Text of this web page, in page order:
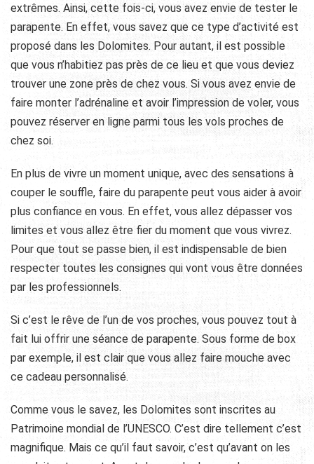
extrêmes. Ainsi, cette fois-ci, vous avez envie de tester le
parapente. En effet, vous savez que ce type d’activité est
proposé dans les Dolomites. Pour autant, il est possible
que vous n’habitiez pas près de ce lieu et que vous deviez
trouver une zone près de chez vous. Si vous avez envie de
faire monter l’adrénaline et avoir l’impression de voler, vous
pouvez réserver en ligne parmi tous les vols proches de
chez soi.
En plus de vivre un moment unique, avec des sensations à
couper le souffle, faire du parapente peut vous aider à avoir
plus confiance en vous. En effet, vous allez dépasser vos
limites et vous allez être fier du moment que vous vivrez.
Pour que tout se passe bien, il est indispensable de bien
respecter toutes les consignes qui vont vous être données
par les professionnels.
Si c’est le rêve de l’un de vos proches, vous pouvez tout à
fait lui offrir une séance de parapente. Sous forme de box
par exemple, il est clair que vous allez faire mouche avec
ce cadeau personnalisé.
Comme vous le savez, les Dolomites sont inscrites au
Patrimoine mondial de l’UNESCO. C’est dire tellement c’est
magnifique. Mais ce qu’il faut savoir, c’est qu’avant on les